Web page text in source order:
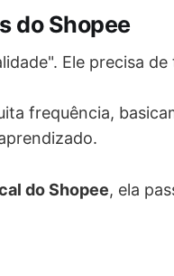
do Shopee
Ele precisa de
frequência,
do Shopee, ela